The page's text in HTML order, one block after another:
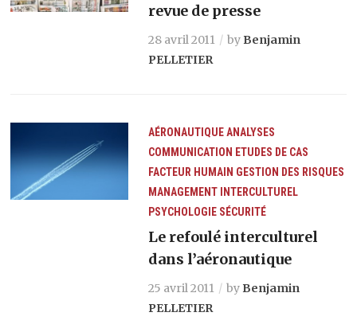
revue de presse
28 avril 2011 by Benjamin
PELLETIER
AÉRONAUTIQUEANALYSES
COMMUNICATION ETUDES DE CAS
FACTEUR HUMAIN GESTION DES RISQUES
MANAGEMENT INTERCULTUREL
PSYCHOLOGIE SÉCURITÉ
Le refoulé interculturel
dans l’aéronautique
25 avril 2011 by Benjamin
PELLETIER